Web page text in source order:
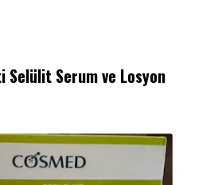
Selülit Serum ve Losyon